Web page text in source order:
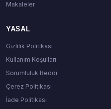
Makaleler
YASAL
Gizlilik Politikası
Kullanım Koşulları
Sorumluluk Reddi
Çerez Politikası
İade Politikası